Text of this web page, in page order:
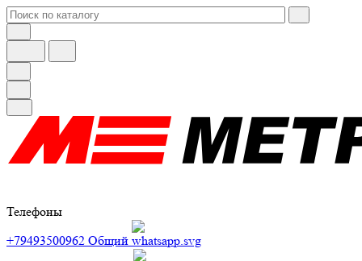
Телефоны
+79493500962 Общий